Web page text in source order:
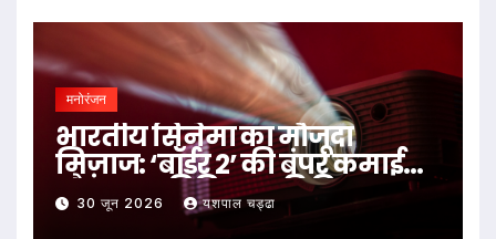
मनोरंजन
भारतीय सिनेमा का मौजूदा
मिज़ाज: ‘बॉर्डर 2’ की बंपर कमाई
और NTR-त्रिविक्रम की फिल्म पर
छिड़ा विवाद
30 जून 2026 यशपाल चड्ढा